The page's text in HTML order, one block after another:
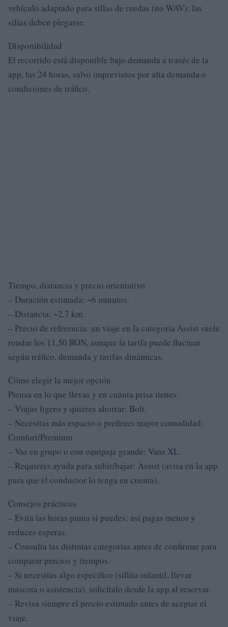
vehículo adaptado para sillas de ruedas (no WAV); las
sillas deben plegarse.
Disponibilidad
El recorrido está disponible bajo demanda a través de la
app, las 24 horas, salvo imprevistos por alta demanda o
condiciones de tráfico.
Tiempo, distancia y precio orientativo
– Duración estimada: ~6 minutos.
– Distancia: ~2,7 km.
– Precio de referencia: un viaje en la categoría Assist suele
rondar los 11,50 RON, aunque la tarifa puede fluctuar
según tráfico, demanda y tarifas dinámicas.
Cómo elegir la mejor opción
Piensa en lo que llevas y en cuánta prisa tienes:
– Viajas ligero y quieres ahorrar: Bolt.
– Necesitas más espacio o prefieres mayor comodidad:
Comfort/Premium.
– Vas en grupo o con equipaje grande: Vans XL.
– Requieres ayuda para subir/bajar: Assist (avisa en la app
para que el conductor lo tenga en cuenta).
Consejos prácticos
– Evita las horas punta si puedes; así pagas menos y
reduces esperas.
– Consulta las distintas categorías antes de confirmar para
comparar precios y tiempos.
– Si necesitas algo específico (sillita infantil, llevar
mascota o asistencia), solicítalo desde la app al reservar.
– Revisa siempre el precio estimado antes de aceptar el
viaje.